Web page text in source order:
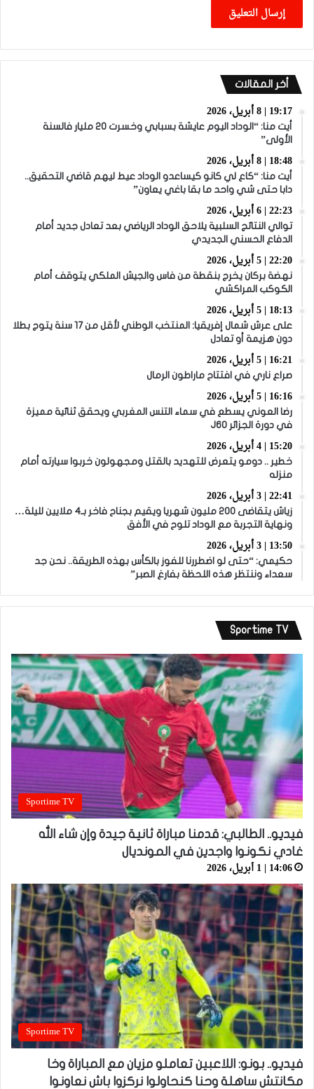
أخر المقالات
19:17 | 8 أبريل، 2026
أيت منا: “الوداد اليوم عايشة بسبابي وخسرت 20 مليار فالسنة
الأولى”
18:48 | 8 أبريل، 2026
أيت منا: “كاع لي كانو كيساعدو الوداد عيط ليهم قاضي التحقيق..
دابا حتى شي واحد ما بقا باغي يعاون”
22:23 | 6 أبريل، 2026
توالي النتائج السلبية يلاحق الوداد الرياضي بعد تعادل جديد أمام
الدفاع الحسني الجديدي
22:20 | 5 أبريل، 2026
نهضة بركان يخرج بنقطة من فاس والجيش الملكي يتوقف أمام
الكوكب المراكشي
18:13 | 5 أبريل، 2026
على عرش شمال إفريقيا: المنتخب الوطني لأقل من 17 سنة يتوج بطلا
دون هزيمة أو تعادل
16:21 | 5 أبريل، 2026
صراع ناري في افتتاح ماراطون الرمال
16:16 | 5 أبريل، 2026
رضا العوني يسطع في سماء التنس المغربي ويحقق ثنائية مميزة
في دورة الجزائر J60
15:20 | 4 أبريل، 2026
خطير .. دومو يتعرض للتهديد بالقتل ومجهولون خربوا سيارته أمام
منزله
22:41 | 3 أبريل، 2026
زياش يتقاضى 200 مليون شهريا ويقيم بجناح فاخر بـ4 ملايين لليلة…
ونهاية التجربة مع الوداد تلوح في الأفق
13:50 | 3 أبريل، 2026
حكيمي: “حتى لو اضطررنا للفوز بالكأس بهذه الطريقة.. نحن جد
سعداء وننتظر هذه اللحظة بفارغ الصبر”
Sportime TV
Sportime TV
فيديو.. الطالبي: قدمنا مباراة ثانية جيدة وإن شاء الله
غادي نكونوا واجدين في المونديال
14:06 | 1 أبريل، 2026
Sportime TV
فيديو.. بونو: اللاعبين تعاملو مزيان مع المباراة وخا
مكانتش ساهلة وحنا كنحاولوا نركزوا باش نعاونوا